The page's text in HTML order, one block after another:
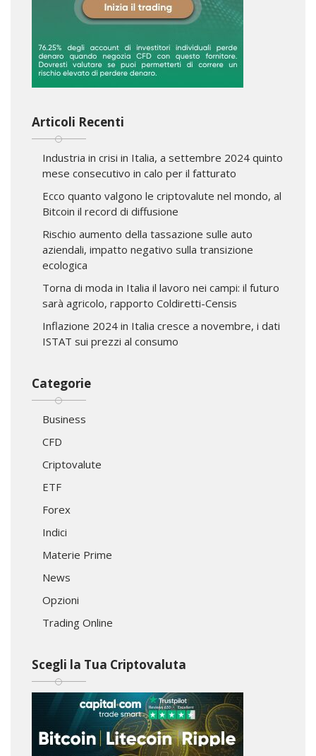
Articoli Recenti
Industria in crisi in Italia, a settembre 2024 quinto
mese consecutivo in calo per il fatturato
Ecco quanto valgono le criptovalute nel mondo, al
Bitcoin il record di diffusione
Rischio aumento della tassazione sulle auto
aziendali, impatto negativo sulla transizione
ecologica
Torna di moda in Italia il lavoro nei campi: il futuro
sarà agricolo, rapporto Coldiretti-Censis
Inflazione 2024 in Italia cresce a novembre, i dati
ISTAT sui prezzi al consumo
Categorie
Business
CFD
Criptovalute
ETF
Forex
Indici
Materie Prime
News
Opzioni
Trading Online
Scegli la Tua Criptovaluta